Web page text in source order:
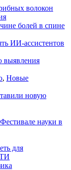
волокон
болей в спине
ИИ-ассистентов
выявления
, Новые
новую
науки в
для